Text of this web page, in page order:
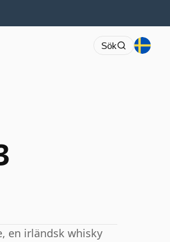
Sök
en irländsk whisky